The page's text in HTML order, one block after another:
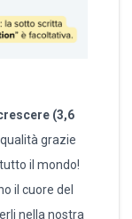
(3,6
grazie
il mondo!
il cuore del
nella nostra